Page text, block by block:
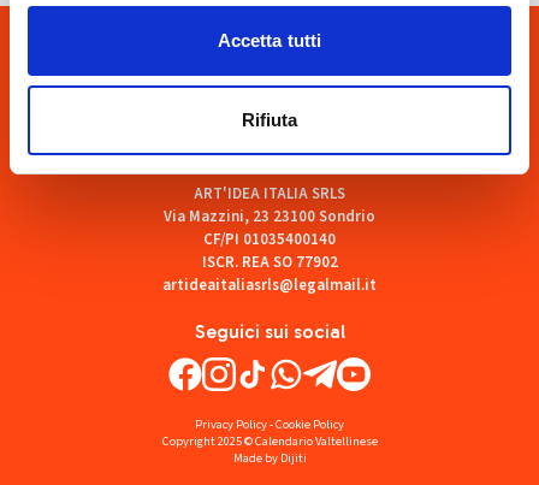
Accetta tutti
Rifiuta
Seguici sui social
ART'IDEA ITALIA SRLS
Via Mazzini, 23 23100 Sondrio
CF/PI 01035400140
ISCR. REA SO 77902
artideaitaliasrls@legalmail.it
Privacy Policy-Cookie Policy
Copyright 2025 © Calendario Valtellinese
Made by Dijiti